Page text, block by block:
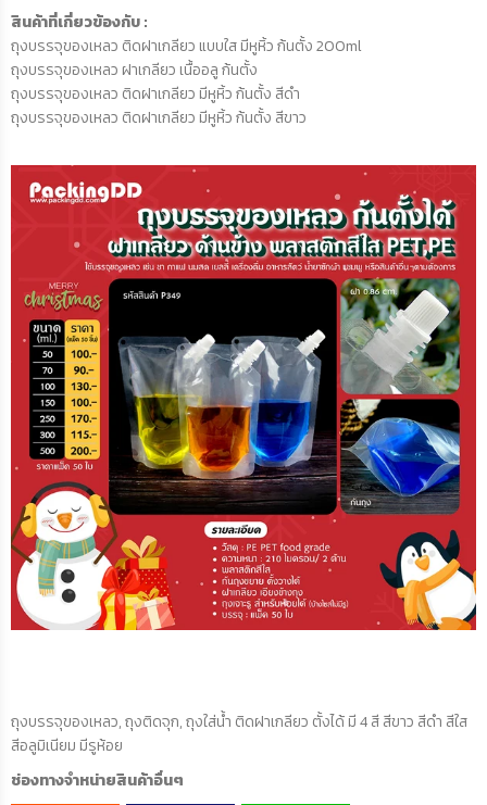
สินค้าที่เกี่ยวข้องกับ :
ถุงบรรจุของเหลว ติดฝาเกลียว แบบใส มีหูหิ้ว ก้นตั้ง 200ml
ถุงบรรจุของเหลว ฝาเกลียว เนื้ออลู ก้นตั้ง
ถุงบรรจุของเหลว ติดฝาเกลียว มีหูหิ้ว ก้นตั้ง สีดำ
ถุงบรรจุของเหลว ติดฝาเกลียว มีหูหิ้ว ก้นตั้ง สีขาว
ถุงบรรจุของเหลว, ถุงติดจุก, ถุงใส่น้ำ ติดฝาเกลียว ตั้งได้ มี 4 สี สีขาว สีดำ สีใส
สีอลูมิเนียม มีรูห้อย
ช่องทางจำหน่ายสินค้าอื่นๆ